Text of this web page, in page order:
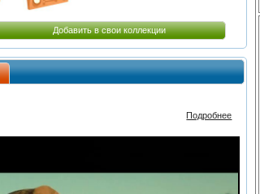
Добавить в свои коллекции
Подробнее